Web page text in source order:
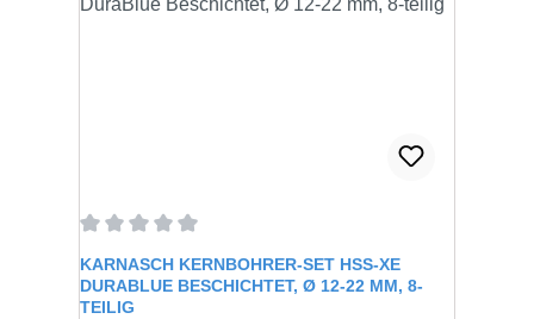
KARNASCH KERNBOHRER-SET HSS-XE
DURABLUE BESCHICHTET, Ø 12-22 MM, 8-
TEILIG